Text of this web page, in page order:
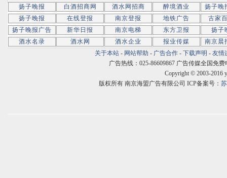
扬子晚报
白酒招商网 酒水网招商 醉境酒业
扬子晚
扬子晚报
在线登报 南京登报 地铁广告
古家
扬子晚报广告
新华日报 南京电梯 东方卫报
扬子
酒水名录
酒水网 酒水企业 报业传媒
南京晨
关于本站 - 网站帮助 - 广告合作 - 下载声明 - 友情
广告热线：025-86609867 广告传媒全国免费
Copyright © 2003-2016
版权所有 南京海盟广告有限公司 ICP备案号：